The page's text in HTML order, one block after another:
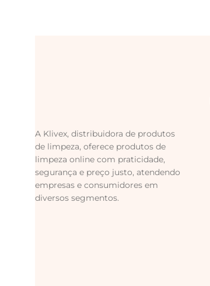
A Klivex, distribuidora de produtos
de limpeza, oferece produtos de
limpeza online com praticidade,
segurança e preço justo, atendendo
empresas e consumidores em
diversos segmentos.